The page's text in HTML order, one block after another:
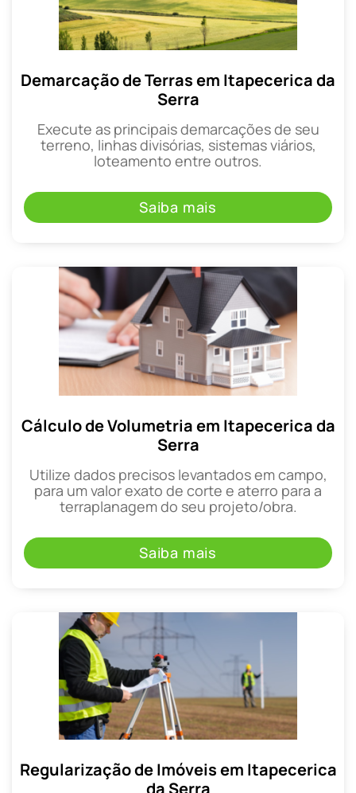
Demarcação de Terras em Itapecerica da
Serra
Execute as principais demarcações de seu
terreno, linhas divisórias, sistemas viários,
loteamento entre outros.
Saiba mais
Cálculo de Volumetria em Itapecerica da
Serra
Utilize dados precisos levantados em campo,
para um valor exato de corte e aterro para a
terraplanagem do seu projeto/obra.
Saiba mais
Regularização de Imóveis em Itapecerica